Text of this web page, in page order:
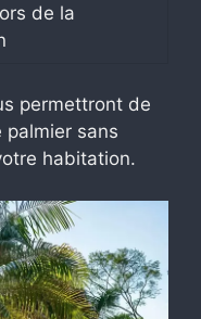
de la
permettront de
sans
habitation.